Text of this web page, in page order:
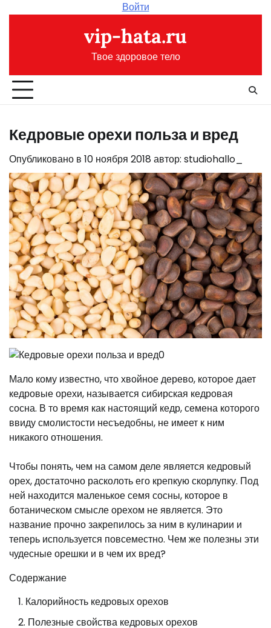
Войти
vip-hata.ru
Твое здоровое тело
Кедровые орехи польза и вред
Опубликовано в 10 ноября 2018 автор: studiohallo_
Мало кому известно, что хвойное дерево, которое дает
кедровые орехи, называется сибирская кедровая
сосна. В то время как настоящий кедр, семена которого
ввиду смолистости несъедобны, не имеет к ним
никакого отношения.
Чтобы понять, чем на самом деле является кедровый
орех, достаточно расколоть его крепкую скорлупку. Под
ней находится маленькое семя сосны, которое в
ботаническом смысле орехом не является. Это
название прочно закрепилось за ним в кулинарии и
теперь используется повсеместно. Чем же полезны эти
чудесные орешки и в чем их вред?
Содержание
Калорийность кедровых орехов
Полезные свойства кедровых орехов